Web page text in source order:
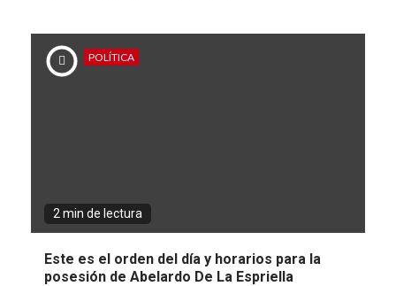
POLÍTICA
2 min de lectura
Este es el orden del día y horarios para la
posesión de Abelardo De La Espriella